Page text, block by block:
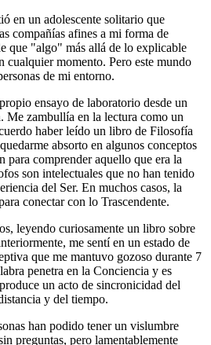
en un adolescente solitario que
compañías afines a mi forma de
que "algo" más allá de lo explicable
cualquier momento. Pero este mundo
de mi entorno.
ensayo de laboratorio desde un
Me zambullía en la lectura como un
haber leído un libro de Filosofía
absorto en algunos conceptos
para comprender aquello que era la
son intelectuales que no han tenido
del Ser. En muchos casos, la
conectar con lo Trascendente.
leyendo curiosamente un libro sobre
me sentí en un estado de
que me mantuvo gozoso durante 7
penetra en la Conciencia y es
un acto de sincronicidad del
y del tiempo.
han podido tener un vislumbre
preguntas, pero lamentablemente